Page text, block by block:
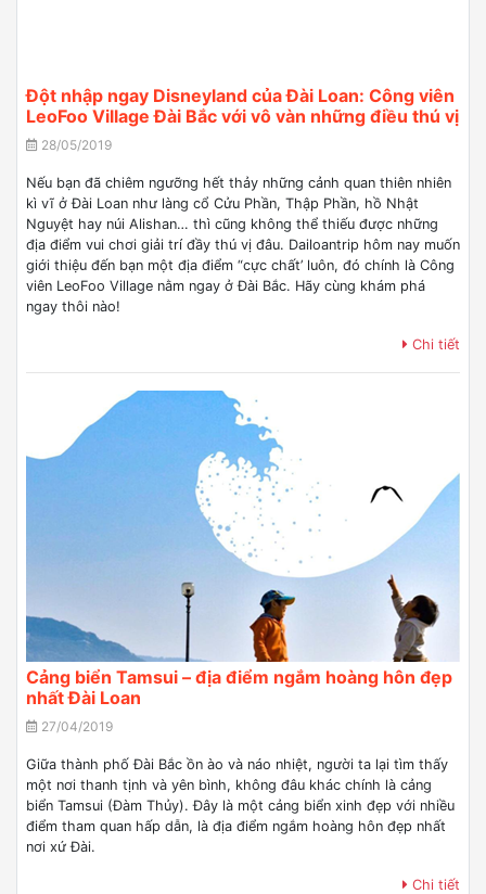
Đột nhập ngay Disneyland của Đài Loan: Công viên
LeoFoo Village Đài Bắc với vô vàn những điều thú vị
28/05/2019
Nếu bạn đã chiêm ngưỡng hết thảy những cảnh quan thiên nhiên
kì vĩ ở Đài Loan như làng cổ Cửu Phần, Thập Phần, hồ Nhật
Nguyệt hay núi Alishan… thì cũng không thể thiếu được những
địa điểm vui chơi giải trí đầy thú vị đâu. Dailoantrip hôm nay muốn
giới thiệu đến bạn một địa điểm “cực chất’ luôn, đó chính là Công
viên LeoFoo Village nằm ngay ở Đài Bắc. Hãy cùng khám phá
ngay thôi nào!
Chi tiết
Cảng biển Tamsui – địa điểm ngắm hoàng hôn đẹp
nhất Đài Loan
27/04/2019
Giữa thành phố Đài Bắc ồn ào và náo nhiệt, người ta lại tìm thấy
một nơi thanh tịnh và yên bình, không đâu khác chính là cảng
biển Tamsui (Đàm Thủy). Đây là một cảng biển xinh đẹp với nhiều
điểm tham quan hấp dẫn, là địa điểm ngắm hoàng hôn đẹp nhất
nơi xứ Đài.
Chi tiết